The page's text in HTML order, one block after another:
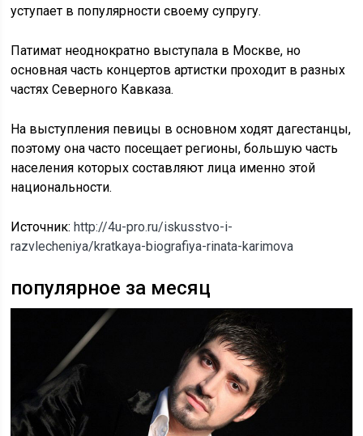
уступает в популярности своему супругу.
Патимат неоднократно выступала в Москве, но
основная часть концертов артистки проходит в разных
частях Северного Кавказа.
На выступления певицы в основном ходят дагестанцы,
поэтому она часто посещает регионы, большую часть
населения которых составляют лица именно этой
национальности.
Источник:http://4u-pro.ru/iskusstvo-i-
razvlecheniya/kratkaya-biografiya-rinata-karimova
популярное за месяц